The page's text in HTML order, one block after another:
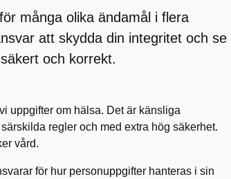
många olika ändamål i flera
att skydda din integritet och se
och korrekt.
uppgifter om hälsa. Det är känsliga
regler och med extra hög säkerhet.
vård.
för hur personuppgifter hanteras i sin